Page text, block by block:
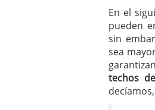
En el
pueden
sin
sea
techos